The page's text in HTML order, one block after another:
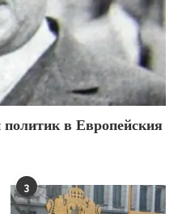
политик в Европейския
3